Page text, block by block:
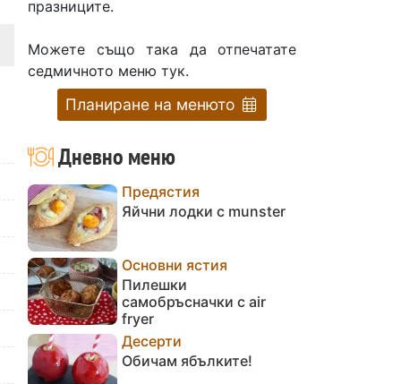
празниците.
Можете също така да отпечатате
седмичното меню тук.
Планиране на менюто
Дневно меню
Предястия
Яйчни лодки с munster
Основни ястия
Пилешки
самобръсначки с air
fryer
Десерти
Обичам ябълките!